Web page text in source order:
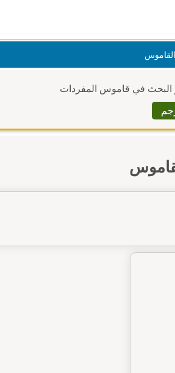
البحث في قاموس المفردات